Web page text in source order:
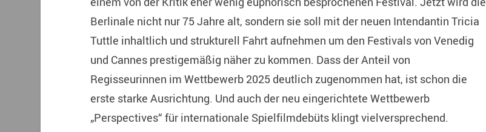
Berlinale nicht nur 75 Jahre alt, sondern sie soll mit der neuen Intendantin Tricia
Tuttle inhaltlich und strukturell Fahrt aufnehmen um den Festivals von Venedig
und Cannes prestigemäßig näher zu kommen. Dass der Anteil von
Regisseurinnen im Wettbewerb 2025 deutlich zugenommen hat, ist schon die
erste starke Ausrichtung. Und auch der neu eingerichtete Wettbewerb
„Perspectives“ für internationale Spielfilmdebüts klingt vielversprechend.